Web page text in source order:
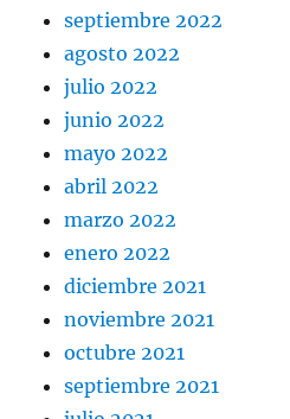
septiembre 2022
agosto 2022
julio 2022
junio 2022
mayo 2022
abril 2022
marzo 2022
enero 2022
diciembre 2021
noviembre 2021
octubre 2021
septiembre 2021